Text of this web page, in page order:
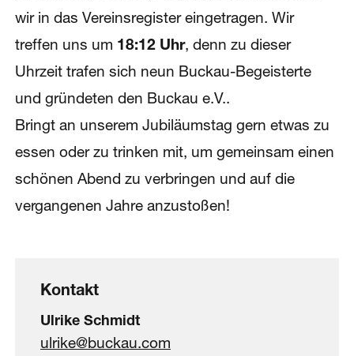
wir in das Vereinsregister eingetragen. Wir
treffen uns um 18:12 Uhr, denn zu dieser
Uhrzeit trafen sich neun Buckau-Begeisterte
und gründeten den Buckau e.V..
Bringt an unserem Jubiläumstag gern etwas zu
essen oder zu trinken mit, um gemeinsam einen
schönen Abend zu verbringen und auf die
vergangenen Jahre anzustoßen!
Kontakt
Ulrike Schmidt
ulrike@buckau.com